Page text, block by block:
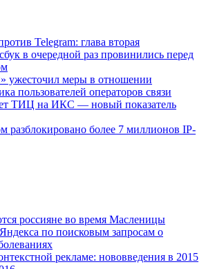
Telegram: глава вторая
в очередной раз провинились перед
ужесточил меры в отношении
пользователей операторов связи
ТИЦ на ИКС — новый показатель
разблокировано более 7 миллионов IP-
россияне во время Масленицы
по поисковым запросам о
рекламе: нововведения в 2015